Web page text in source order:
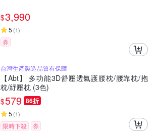
$3,990
5 (1)
券
台灣生產製造品質有保障
【Abt】 多功能3D舒壓透氣護腰枕/腰靠枕/抱
枕/紓壓枕 (3色)
$579 86折
5 (1)
限時下殺 券